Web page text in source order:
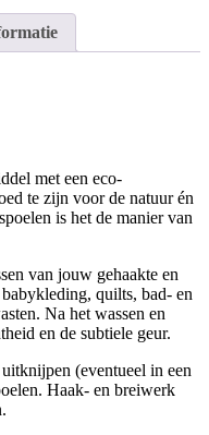
met een eco-
te zijn voor de natuur én
is het de manier van
van jouw gehaakte en
quilts, bad- en
Na het wassen en
en de subtiele geur.
(eventueel in een
Haak- en breiwerk